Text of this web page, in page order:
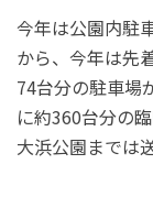
今年は公園内駐
から、今年は先
74台分の駐車場
に約360台分の
大浜公園までは